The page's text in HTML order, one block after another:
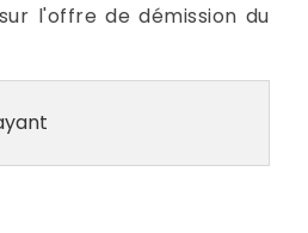
l'offre de démission du